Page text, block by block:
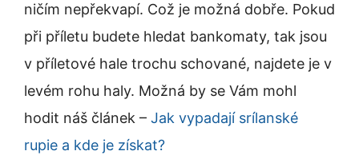
ničím nepřekvapí. Což je možná dobře. Pokud
při příletu budete hledat bankomaty, tak jsou
v příletové hale trochu schované, najdete je v
levém rohu haly. Možná by se Vám mohl
hodit náš článek – Jak vypadají srílanské
rupie a kde je získat?